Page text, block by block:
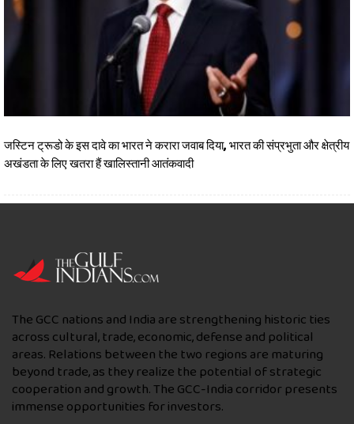
जस्टिन ट्रूडो के इस दावे का भारत ने करारा जवाब दिया, भारत की संप्रभुता और क्षेत्रीय
अखंडता के लिए खतरा हैं खालिस्तानी आतंकवादी
The GCC nations and India are strengthening historic ties
across cultural, trade, economic, defense and political
areas. Relations between the two regions are maturing
beyond trade, as they realize the potential of strategic
cooperation and growth. The GCC-India corridor presents
immense opportunities for investors.